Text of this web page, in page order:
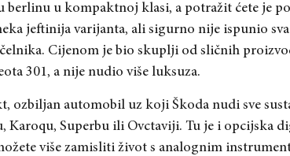
berlinu u kompaktnoj klasi, a potražit ćete je
jeftinija varijanta, ali sigurno nije ispunio
Cijenom je bio skuplji od sličnih
301, a nije nudio više luksuza.
ozbiljan automobil uz koji Škoda nudi sve
Karoqu, Superbu ili Ovctaviji. Tu je i opcijska
više zamisliti život s analognim